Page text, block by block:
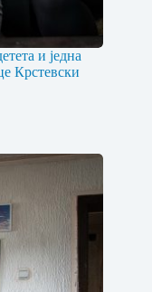
и једна
Крстевски